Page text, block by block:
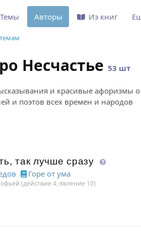
Несчастье 53 шт
и красивые афоризмы о
и поэтов всех времен и народов
так лучше сразу
Горе от ума
(действие 4, явление 10)
Темы Авторы Из книг